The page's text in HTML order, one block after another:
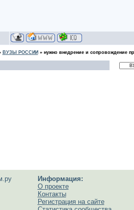
ВУЗЫ РОССИИ » нужно внедрение и сопровождение
Информация:
О проекте
Контакты
Регистрация на сайте